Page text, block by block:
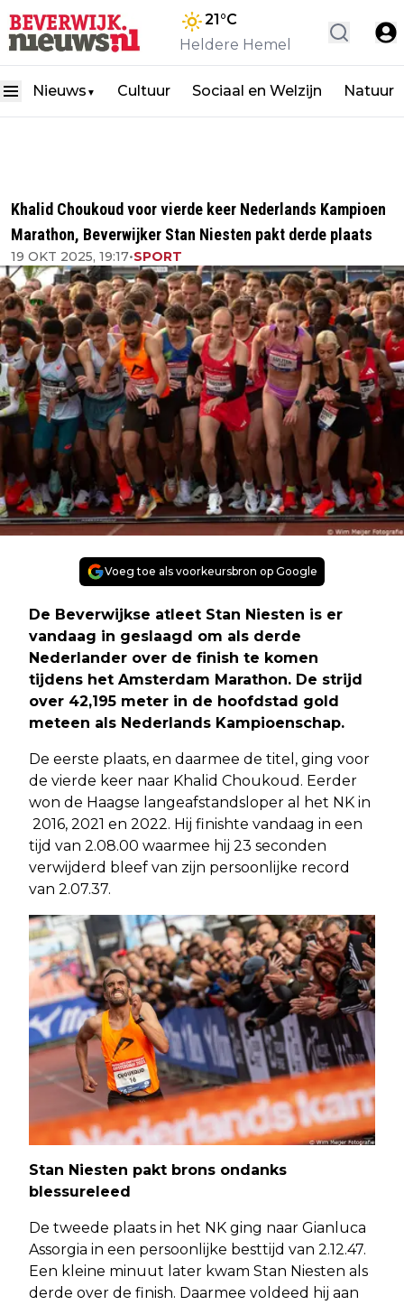
21°C
Heldere Hemel
Nieuws ▼ Cultuur Sociaal en Welzijn Natuur
Khalid Choukoud voor vierde keer Nederlands Kampioen
Marathon, Beverwijker Stan Niesten pakt derde plaats
19 OKT 2025, 19:17•SPORT
Voeg toe als voorkeursbron op Google
De Beverwijkse atleet Stan Niesten is er
vandaag in geslaagd om als derde
Nederlander over de finish te komen
tijdens het Amsterdam Marathon. De strijd
over 42,195 meter in de hoofdstad gold
meteen als Nederlands Kampioenschap.
De eerste plaats, en daarmee de titel, ging voor
de vierde keer naar Khalid Choukoud. Eerder
won de Haagse langeafstandsloper al het NK in
2016, 2021 en 2022. Hij finishte vandaag in een
tijd van 2.08.00 waarmee hij 23 seconden
verwijderd bleef van zijn persoonlijke record
van 2.07.37.
Stan Niesten pakt brons ondanks
blessureleed
De tweede plaats in het NK ging naar Gianluca
Assorgia in een persoonlijke besttijd van 2.12.47.
Een kleine minuut later kwam Stan Niesten als
derde over de finish. Daarmee voldeed hij aan